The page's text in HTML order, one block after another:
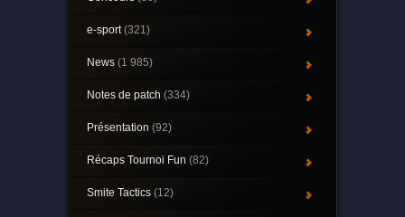
e-sport(321)
News (1 985)
Notes de patch (334)
Présentation (92)
Récaps Tournoi Fun (82)
Smite Tactics (12)